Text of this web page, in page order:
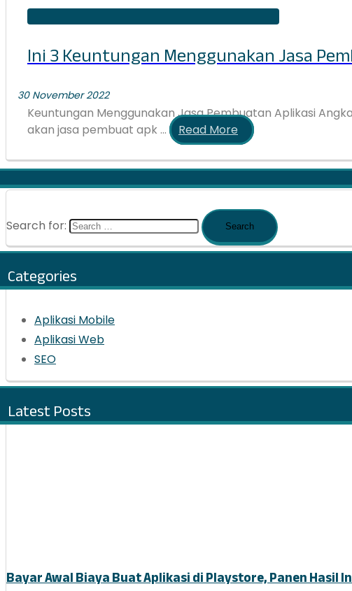
Ini 3 Keuntungan Menggunakan Jasa
30 November 2022
Keuntungan Menggunakan Jasa Pembuatan Aplikasi
akan jasa pembuat apk ...
Read More
Search for:
Categories
Aplikasi Mobile
Aplikasi Web
SEO
Latest Posts
Bayar Awal Biaya Buat Aplikasi di Playstore, Panen Hasil